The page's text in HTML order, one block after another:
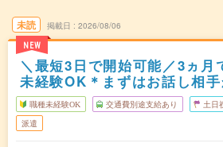
未読
NEW
掲載日 2026/08/06
＼最短3日で開始可能／3ヵ月
未経験OK＊まずはお話し相手
職種未経験OK 交通費別途支給あり 土日
派遣